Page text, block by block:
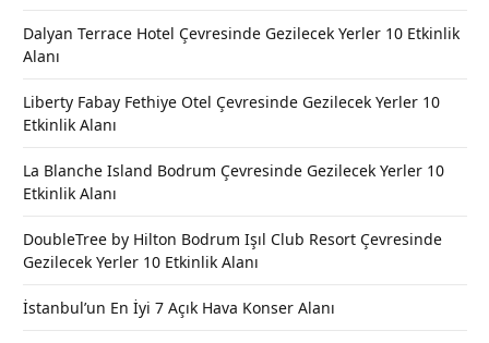
Dalyan Terrace Hotel Çevresinde Gezilecek Yerler 10 Etkinlik
Alanı
Liberty Fabay Fethiye Otel Çevresinde Gezilecek Yerler 10
Etkinlik Alanı
La Blanche Island Bodrum Çevresinde Gezilecek Yerler 10
Etkinlik Alanı
DoubleTree by Hilton Bodrum Işıl Club Resort Çevresinde
Gezilecek Yerler 10 Etkinlik Alanı
İstanbul’un En İyi 7 Açık Hava Konser Alanı